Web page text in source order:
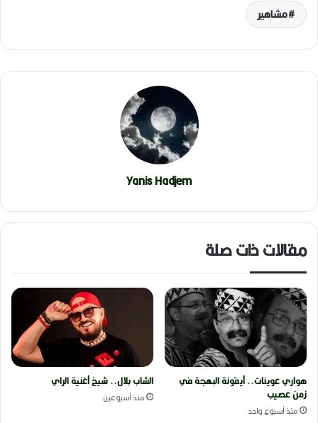
مشاهير
Yanis Hadjem
مقالات ذات صلة
هواري عوينات.. أيقونة البهجة في
زمن عصيب
منذ أسبوع واحد
الشاب بلال.. شيخ أغنية الراي
منذ أسبوعين